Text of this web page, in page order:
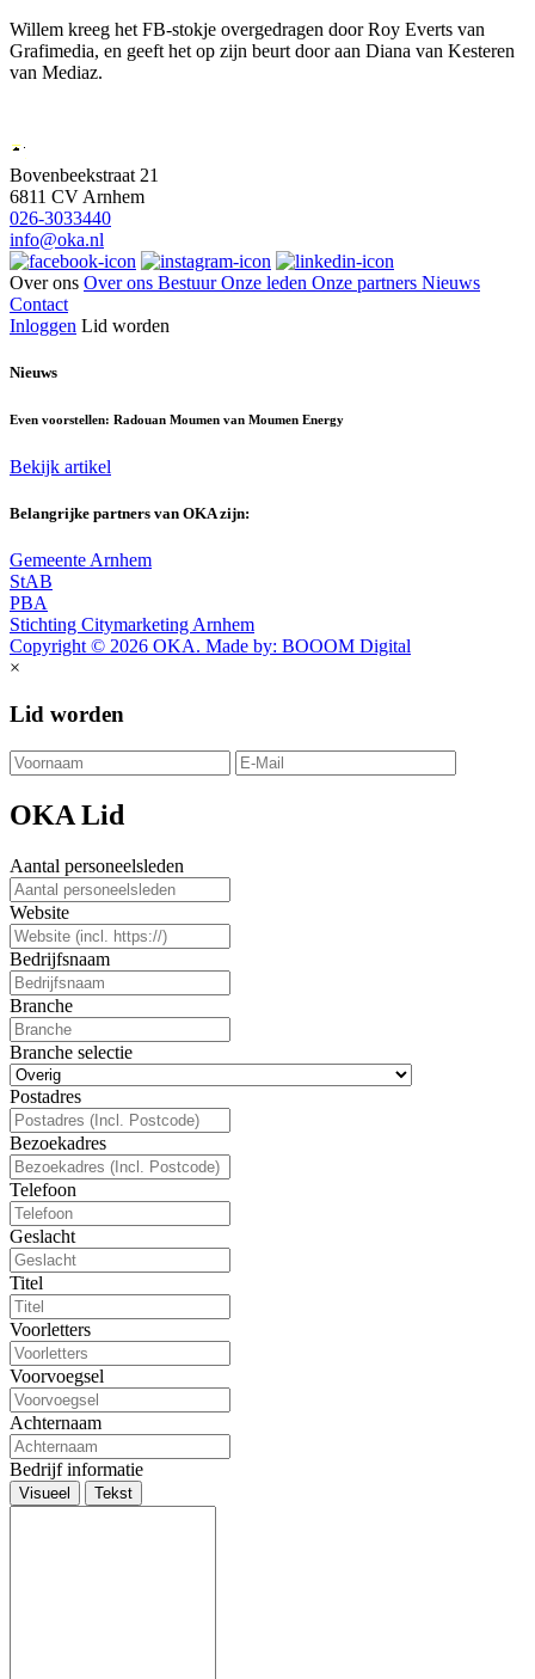
Willem kreeg het FB-stokje overgedragen door Roy Everts van
Grafimedia, en geeft het op zijn beurt door aan Diana van Kesteren
van Mediaz.
Bovenbeekstraat 21
6811 CV Arnhem
026-3033440
info@oka.nl
Over ons Over ons BestuurOnze leden Onze partners Nieuws
Contact
Inloggen Lid worden
Nieuws
Even voorstellen: Radouan Moumen van Moumen Energy
Bekijk artikel
Belangrijke partners van OKA zijn:
Gemeente Arnhem
StAB
PBA
Stichting Citymarketing Arnhem
Copyright © 2026 OKA. Made by: BOOOM Digital
×
Lid worden
OKA Lid
Aantal personeelsleden
Website
Bedrijfsnaam
Branche
Branche selectie
Postadres
Bezoekadres
Telefoon
Geslacht
Titel
Voorletters
Voorvoegsel
Achternaam
Bedrijf informatie
Visueel Tekst